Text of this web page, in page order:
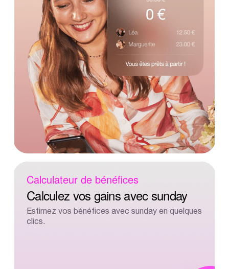
Calculateur de bénéfices
Calculez vos gains avec sunday
Estimez vos bénéfices avec sunday en quelques
clics.